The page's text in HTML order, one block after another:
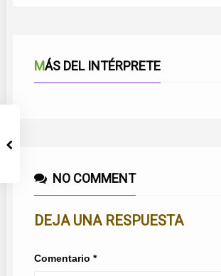
MÁS DEL INTÉRPRETE
NO COMMENT
DEJA UNA RESPUESTA
Comentario *